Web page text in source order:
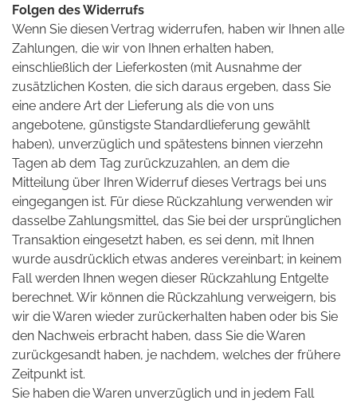
Folgen des Widerrufs
Wenn Sie diesen Vertrag widerrufen, haben wir Ihnen alle
Zahlungen, die wir von Ihnen erhalten haben,
einschließlich der Lieferkosten (mit Ausnahme der
zusätzlichen Kosten, die sich daraus ergeben, dass Sie
eine andere Art der Lieferung als die von uns
angebotene, günstigste Standardlieferung gewählt
haben), unverzüglich und spätestens binnen vierzehn
Tagen ab dem Tag zurückzuzahlen, an dem die
Mitteilung über Ihren Widerruf dieses Vertrags bei uns
eingegangen ist. Für diese Rückzahlung verwenden wir
dasselbe Zahlungsmittel, das Sie bei der ursprünglichen
Transaktion eingesetzt haben, es sei denn, mit Ihnen
wurde ausdrücklich etwas anderes vereinbart; in keinem
Fall werden Ihnen wegen dieser Rückzahlung Entgelte
berechnet. Wir können die Rückzahlung verweigern, bis
wir die Waren wieder zurückerhalten haben oder bis Sie
den Nachweis erbracht haben, dass Sie die Waren
zurückgesandt haben, je nachdem, welches der frühere
Zeitpunkt ist.
Sie haben die Waren unverzüglich und in jedem Fall